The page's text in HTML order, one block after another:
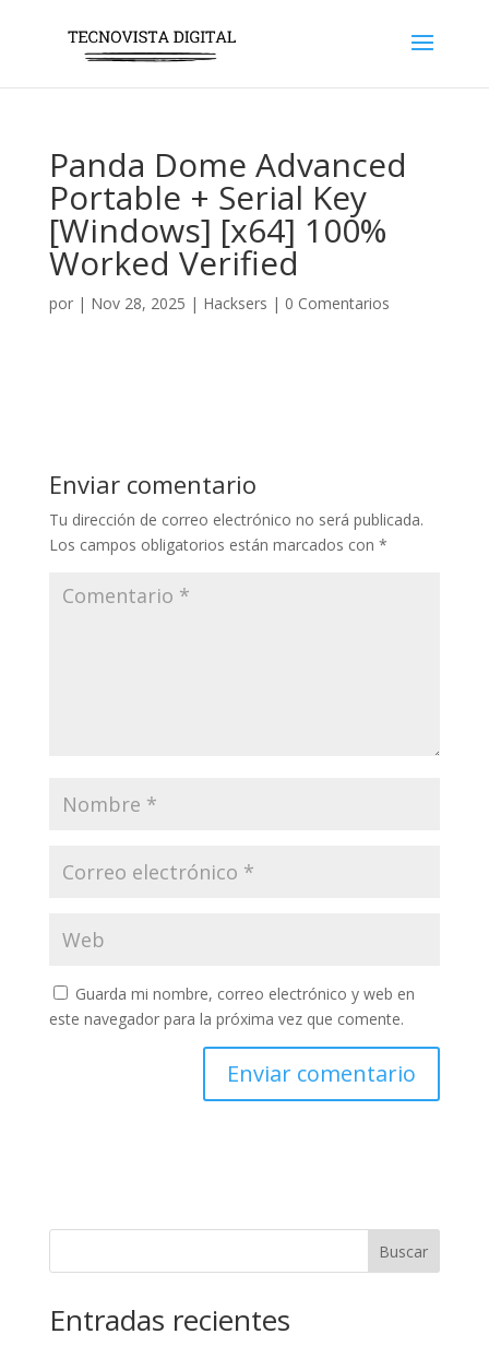
Panda Dome Advanced
Portable + Serial Key
[Windows] [x64] 100%
Worked Verified
por | Nov 28, 2025 | Hacksers | 0 Comentarios
Enviar comentario
Tu dirección de correo electrónico no será publicada.
Los campos obligatorios están marcados con *
Guarda mi nombre, correo electrónico y web en
este navegador para la próxima vez que comente.
Buscar
Entradas recientes